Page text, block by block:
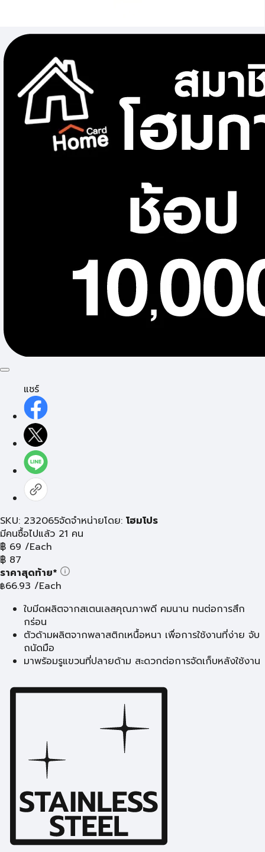
แชร์
SKU: 232065จัดจำหน่ายโดย: โฮมโปร
มีคนซื้อไปแล้ว 21 คน
฿ 69 /Each
฿ 87
ราคาสุดท้าย*
฿66.93 /Each
ใบมีดผลิตจากสเตนเลสคุณภาพดี คมนาน ทนต่อการสึก
กร่อน
ตัวด้ามผลิตจากพลาสติกเหนื้อหนา เพื่อการใช้งานที่ง่าย จับ
ถนัดมือ
มาพร้อมรูแขวนที่ปลายด้าม สะดวกต่อการจัดเก็บหลังใช้งาน